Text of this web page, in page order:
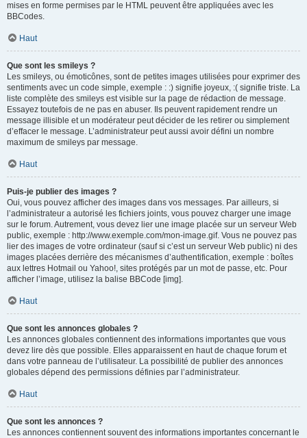
mises en forme permises par le HTML peuvent être appliquées avec les
BBCodes.
Haut
Que sont les smileys ?
Les smileys, ou émoticônes, sont de petites images utilisées pour exprimer des
sentiments avec un code simple, exemple : :) signifie joyeux, :( signifie triste. La
liste complète des smileys est visible sur la page de rédaction de message.
Essayez toutefois de ne pas en abuser. Ils peuvent rapidement rendre un
message illisible et un modérateur peut décider de les retirer ou simplement
d’effacer le message. L’administrateur peut aussi avoir défini un nombre
maximum de smileys par message.
Haut
Puis-je publier des images ?
Oui, vous pouvez afficher des images dans vos messages. Par ailleurs, si
l’administrateur a autorisé les fichiers joints, vous pouvez charger une image
sur le forum. Autrement, vous devez lier une image placée sur un serveur Web
public, exemple : http://www.exemple.com/mon-image.gif. Vous ne pouvez pas
lier des images de votre ordinateur (sauf si c’est un serveur Web public) ni des
images placées derrière des mécanismes d’authentification, exemple : boîtes
aux lettres Hotmail ou Yahoo!, sites protégés par un mot de passe, etc. Pour
afficher l’image, utilisez la balise BBCode [img].
Haut
Que sont les annonces globales ?
Les annonces globales contiennent des informations importantes que vous
devez lire dès que possible. Elles apparaissent en haut de chaque forum et
dans votre panneau de l’utilisateur. La possibilité de publier des annonces
globales dépend des permissions définies par l’administrateur.
Haut
Que sont les annonces ?
Les annonces contiennent souvent des informations importantes concernant le